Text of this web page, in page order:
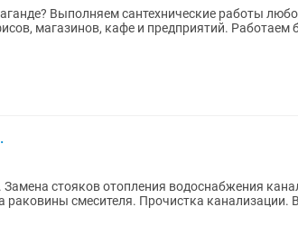
Выполняем сантехнические работы
магазинов, кафе и предприятий. Работаем
Замена стояков отопления водоснабжения
раковины смесителя. Прочистка канализации.